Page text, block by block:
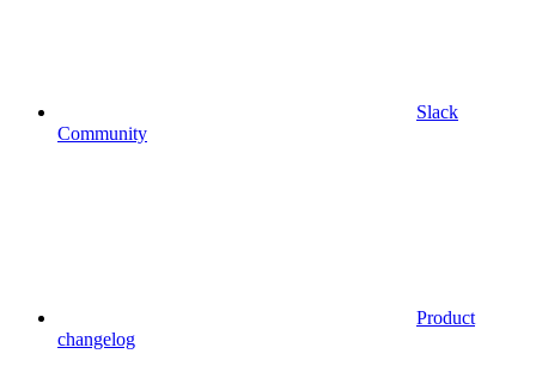
Slack
Community
Product
changelog